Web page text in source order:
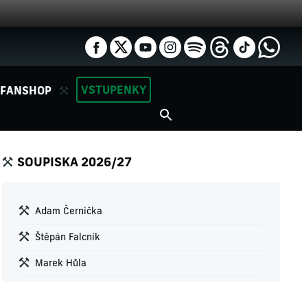
FANSHOP VSTUPENKY
SOUPISKA 2026/27
Adam Černička
Štěpán Falcník
Marek Hůla